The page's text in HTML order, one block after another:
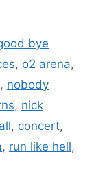
bye
, o2 arena,
, nobody
, nick
, concert,
, run like hell,